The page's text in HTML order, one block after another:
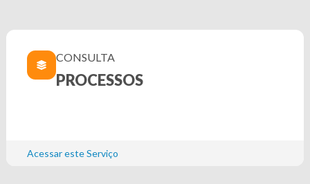
CONSULTA
PROCESSOS
Acessar este Serviço